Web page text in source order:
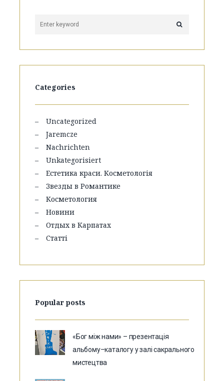
Categories
Uncategorized
Jaremcze
Nachrichten
Unkategorisiert
Естетика краси. Косметологія
Звезды в Романтике
Косметология
Новини
Отдых в Карпатах
Статті
Popular posts
«Бог між нами» – презентація
альбому–каталогу у залі сакрального
мистецтва